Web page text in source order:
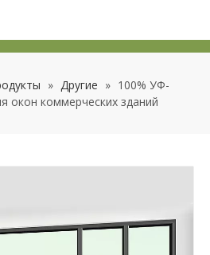
» Другие » 100% УФ-
окон коммерческих зданий